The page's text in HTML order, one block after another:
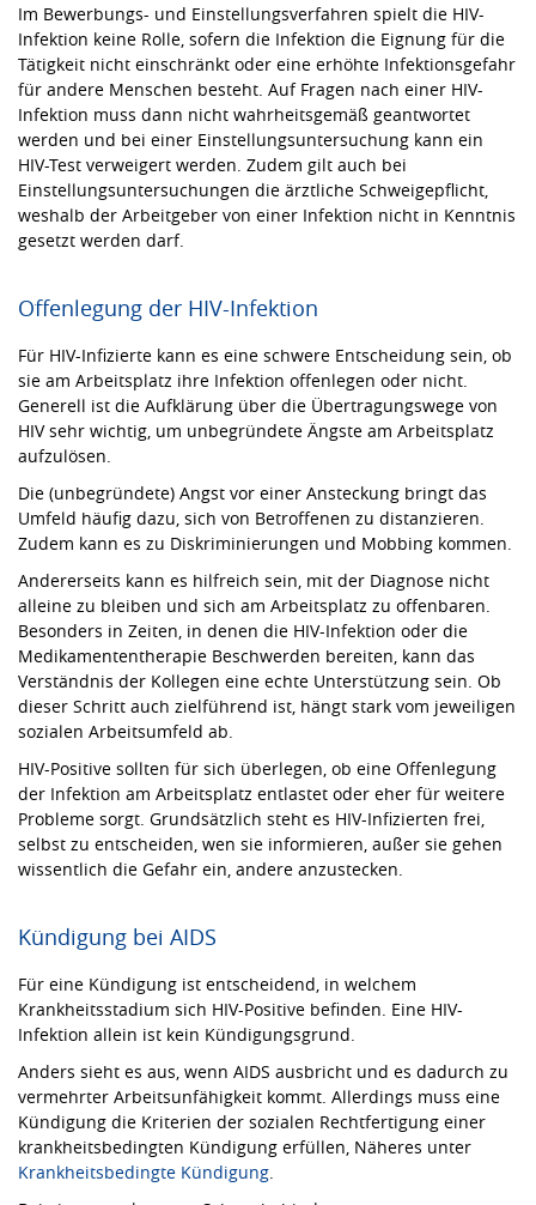
Im Bewerbungs- und Einstellungsverfahren spielt die HIV-
Infektion keine Rolle, sofern die Infektion die Eignung für die
Tätigkeit nicht einschränkt oder eine erhöhte Infektionsgefahr
für andere Menschen besteht. Auf Fragen nach einer HIV-
Infektion muss dann nicht wahrheitsgemäß geantwortet
werden und bei einer Einstellungsuntersuchung kann ein
HIV-Test verweigert werden. Zudem gilt auch bei
Einstellungsuntersuchungen die ärztliche Schweigepflicht,
weshalb der Arbeitgeber von einer Infektion nicht in Kenntnis
gesetzt werden darf.
Offenlegung der HIV-Infektion
Für HIV-Infizierte kann es eine schwere Entscheidung sein, ob
sie am Arbeitsplatz ihre Infektion offenlegen oder nicht.
Generell ist die Aufklärung über die Übertragungswege von
HIV sehr wichtig, um unbegründete Ängste am Arbeitsplatz
aufzulösen.
Die (unbegründete) Angst vor einer Ansteckung bringt das
Umfeld häufig dazu, sich von Betroffenen zu distanzieren.
Zudem kann es zu Diskriminierungen und Mobbing kommen.
Andererseits kann es hilfreich sein, mit der Diagnose nicht
alleine zu bleiben und sich am Arbeitsplatz zu offenbaren.
Besonders in Zeiten, in denen die HIV-Infektion oder die
Medikamententherapie Beschwerden bereiten, kann das
Verständnis der Kollegen eine echte Unterstützung sein. Ob
dieser Schritt auch zielführend ist, hängt stark vom jeweiligen
sozialen Arbeitsumfeld ab.
HIV-Positive sollten für sich überlegen, ob eine Offenlegung
der Infektion am Arbeitsplatz entlastet oder eher für weitere
Probleme sorgt. Grundsätzlich steht es HIV-Infizierten frei,
selbst zu entscheiden, wen sie informieren, außer sie gehen
wissentlich die Gefahr ein, andere anzustecken.
Kündigung bei AIDS
Für eine Kündigung ist entscheidend, in welchem
Krankheitsstadium sich HIV-Positive befinden. Eine HIV-
Infektion allein ist kein Kündigungsgrund.
Anders sieht es aus, wenn AIDS ausbricht und es dadurch zu
vermehrter Arbeitsunfähigkeit kommt. Allerdings muss eine
Kündigung die Kriterien der sozialen Rechtfertigung einer
krankheitsbedingten Kündigung erfüllen, Näheres unter
Krankheitsbedingte Kündigung